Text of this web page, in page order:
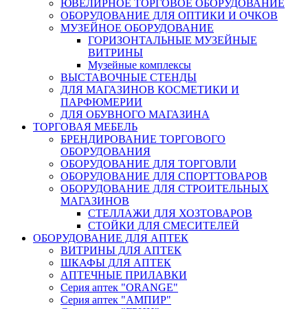
ЮВЕЛИРНОЕ ТОРГОВОЕ ОБОРУДОВАНИЕ
ОБОРУДОВАНИЕ ДЛЯ ОПТИКИ И ОЧКОВ
МУЗЕЙНОЕ ОБОРУДОВАНИЕ
ГОРИЗОНТАЛЬНЫЕ МУЗЕЙНЫЕ
ВИТРИНЫ
Музейные комплексы
ВЫСТАВОЧНЫЕ СТЕНДЫ
ДЛЯ МАГАЗИНОВ КОСМЕТИКИ И
ПАРФЮМЕРИИ
ДЛЯ ОБУВНОГО МАГАЗИНА
ТОРГОВАЯ МЕБЕЛЬ
БРЕНДИРОВАНИЕ ТОРГОВОГО
ОБОРУДОВАНИЯ
ОБОРУДОВАНИЕ ДЛЯ ТОРГОВЛИ
ОБОРУДОВАНИЕ ДЛЯ СПОРТТОВАРОВ
ОБОРУДОВАНИЕ ДЛЯ СТРОИТЕЛЬНЫХ
МАГАЗИНОВ
СТЕЛЛАЖИ ДЛЯ ХОЗТОВАРОВ
СТОЙКИ ДЛЯ СМЕСИТЕЛЕЙ
ОБОРУДОВАНИЕ ДЛЯ АПТЕК
ВИТРИНЫ ДЛЯ АПТЕК
ШКАФЫ ДЛЯ АПТЕК
АПТЕЧНЫЕ ПРИЛАВКИ
Серия аптек "ORANGE"
Серия аптек "АМПИР"